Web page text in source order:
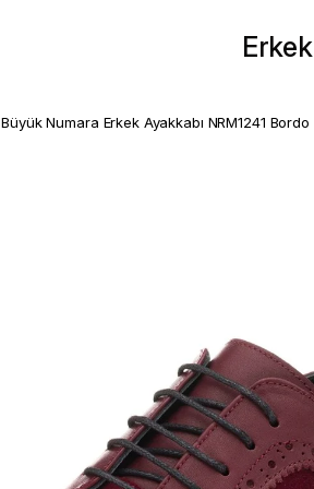
Erkek
Büyük Numara Erkek Ayakkabı NRM1241 Bordo